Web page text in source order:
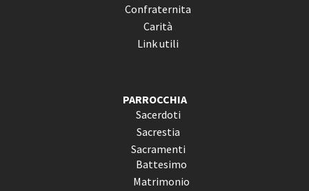
Confraternita
Carità
Link utili
PARROCCHIA
Sacerdoti
Sacrestia
Sacramenti
Battesimo
Matrimonio